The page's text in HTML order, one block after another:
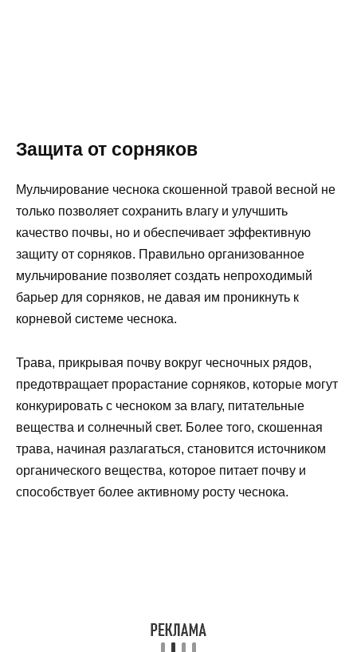
Защита от сорняков
Мульчирование чеснока скошенной травой весной не
только позволяет сохранить влагу и улучшить
качество почвы, но и обеспечивает эффективную
защиту от сорняков. Правильно организованное
мульчирование позволяет создать непроходимый
барьер для сорняков, не давая им проникнуть к
корневой системе чеснока.
Трава, прикрывая почву вокруг чесночных рядов,
предотвращает прорастание сорняков, которые могут
конкурировать с чесноком за влагу, питательные
вещества и солнечный свет. Более того, скошенная
трава, начиная разлагаться, становится источником
органического вещества, которое питает почву и
способствует более активному росту чеснока.